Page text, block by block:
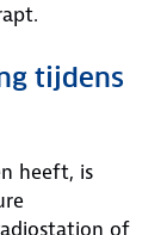
tijdens
heeft, is
of